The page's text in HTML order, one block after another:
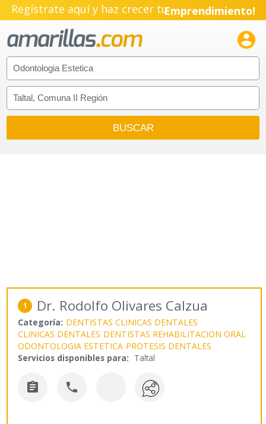
Regístrate aquí y haz crecer tuEmprendimiento!

1 Dr. Rodolfo Olivares Calzua
Categoría: DENTISTAS CLINICAS DENTALES
CLINICAS DENTALES DENTISTAS REHABILITACION ORAL
ODONTOLOGIA ESTETICA PROTESIS DENTALES
Servicios disponibles para: Taltal
 